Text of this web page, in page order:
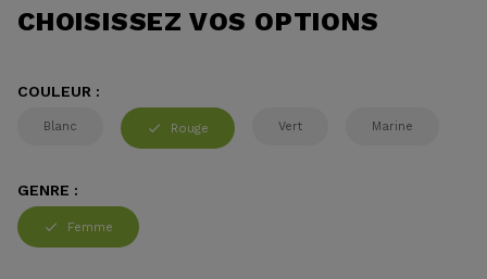
CHOISISSEZ VOS OPTIONS
COULEUR :
Blanc Rouge Vert Marine
GENRE :
Femme